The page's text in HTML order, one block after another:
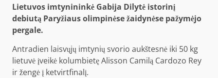
Lietuvos imtynininkė Gabija Dilytė istorinį
debiutą Paryžiaus olimpinėse žaidynėse pažymėjo
pergale.
Antradien laisvųjų imtynių svorio aukštesnė iki 50 kg
lietuvė įveikė kolumbietę Alisson Camilą Cardozo Rey
ir žengė į ketvirtfinalį.